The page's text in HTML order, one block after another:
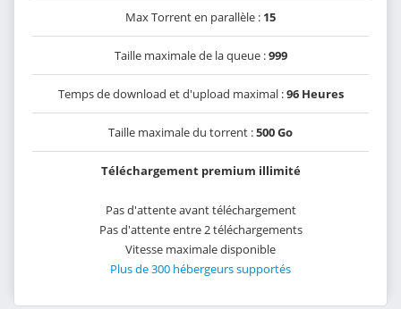
Max Torrent en parallèle : 15
Taille maximale de la queue :999
Temps de download et d'upload maximal :96 Heures
Taille maximale du torrent :500 Go
Téléchargement premium illimité
Pas d'attente avant téléchargement
Pas d'attente entre 2 téléchargements
Vitesse maximale disponible
Plus de 300 hébergeurs supportés